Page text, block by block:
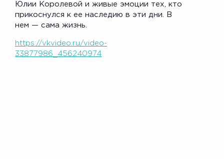
Юлии Королевой и живые эмоции тех, кто
прикоснулся к ее наследию в эти дни. В
нем — сама жизнь.
https://vkvideo.ru/video-
33877986_456240974